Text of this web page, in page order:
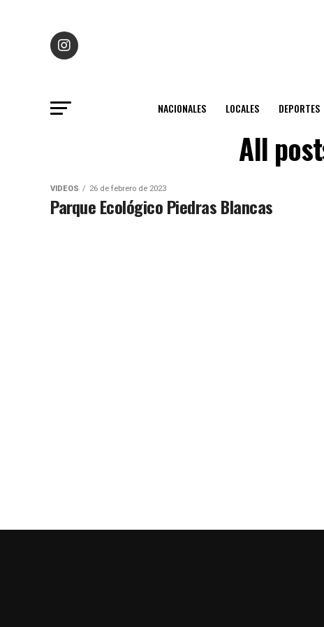
NACIONALES LOCALES DEPORTES
All
VIDEOS 26 de febrero de 2023
Parque Ecológico Piedras Blancas